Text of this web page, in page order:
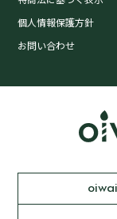
個人情報保護方針
お問い合わせ